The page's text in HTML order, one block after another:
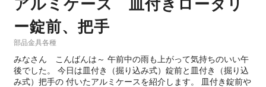
アルミケース 皿付きロータリ
ー錠前、把手
部品金具各種
みなさん こんばんは～ 午前中の雨も上がって気持ちのいい午
後でした。 今日は皿付き（掘り込み式）錠前と皿付き（掘り込
み式）把手の 付いたアルミケースを紹介します。 皿付き錠前や